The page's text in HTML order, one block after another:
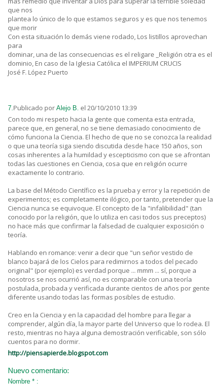
que nos
plantea lo único de lo que estamos seguros y es que nos tenemos
que morir
Con esta situación lo demás viene rodado, Los listillos aprovechan
para
dominar, una de las consecuencias es el religare _Religión otra es el
dominio, En caso de la Iglesia Católica el IMPERIUM CRUCIS
José F. López Puerto
7.Publicado por Alejo B. el 20/10/2010 13:39
Con todo mi respeto hacia la gente que comenta esta entrada,
parece que, en general, no se tiene demasiado conocimiento de
cómo funciona la Ciencia. El hecho de que no se conozca la realidad
o que una teoría siga siendo discutida desde hace 150 años, son
cosas inherentes a la humildad y escepticismo con que se afrontan
todas las cuestiones en Ciencia, cosa que en religión ocurre
exactamente lo contrario.
La base del Método Científico es la prueba y error y la repetición de
experimentos; es completamente ilógico, por tanto, pretender que la
Ciencia nunca se equivoque. El concepto de la "infalibilidad" (tan
conocido por la religión, que lo utiliza en casi todos sus preceptos)
no hace más que confirmar la falsedad de cualquier exposición o
teoría.
Hablando en romance: venir a decir que "un señor vestido de
blanco bajará de los Cielos para redimirnos a todos del pecado
original" (por ejemplo) es verdad porque ... mmm ... sí, porque a
nosotros se nos ocurrió así, no es comparable con una teoría
postulada, probada y verificada durante cientos de años por gente
diferente usando todas las formas posibles de estudio.
Creo en la Ciencia y en la capacidad del hombre para llegar a
comprender, algún día, la mayor parte del Universo que lo rodea. El
resto, mientras no haya alguna demostración verificable, son sólo
cuentos para no dormir.
http://piensapierde.blogspot.com
Nuevo comentario:
Nombre * :